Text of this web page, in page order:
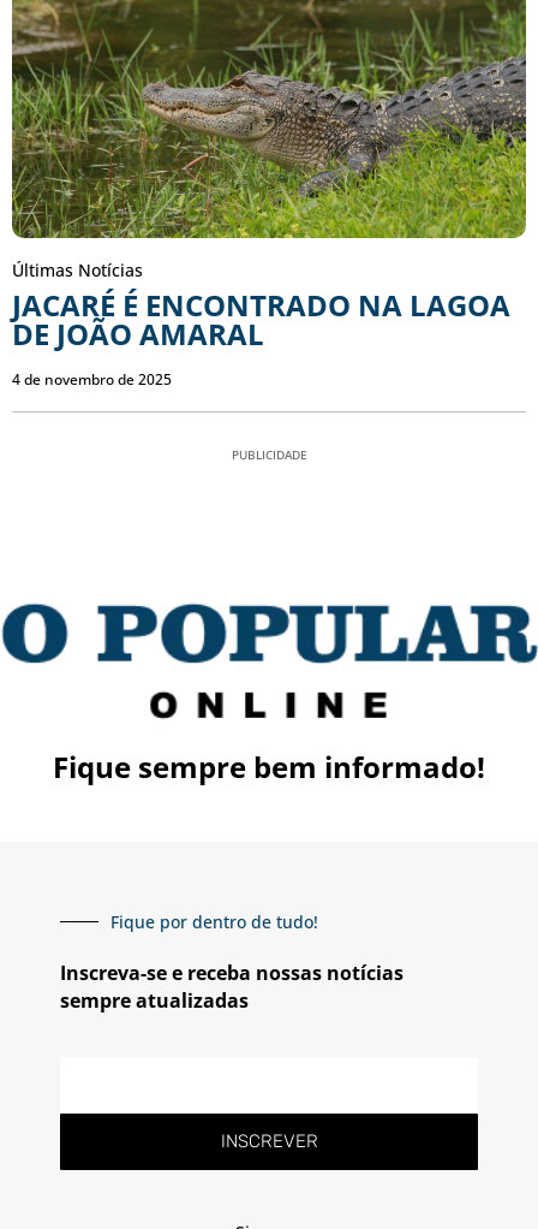
Últimas Notícias
JACARÉ É ENCONTRADO NA LAGOA
DE JOÃO AMARAL
4 de novembro de 2025
PUBLICIDADE
Fique sempre bem informado!
Fique por dentro de tudo!
Inscreva-se e receba nossas notícias
sempre atualizadas
INSCREVER